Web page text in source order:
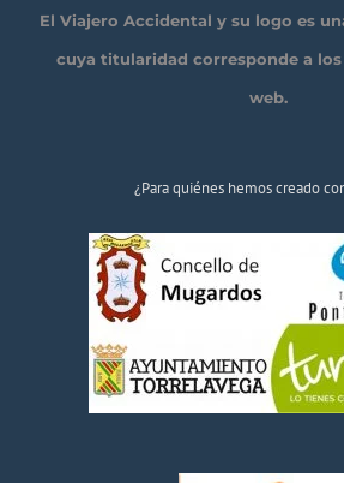
El Viajero Accidental y su logo es
cuya titularidad corresponde a
web.
¿Para quiénes hemos creado